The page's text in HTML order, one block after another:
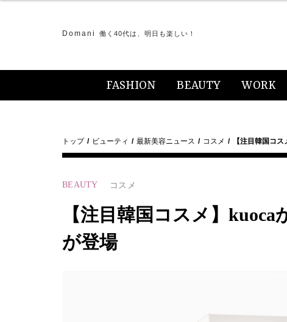
Domani 働く40代は、明日も楽しい！
FASHION BEAUTY WORK
トップ ビューティ 最新美容ニュース コスメ 【注目韓国コ
BEAUTY コスメ
【注目韓国コスメ】
が登場